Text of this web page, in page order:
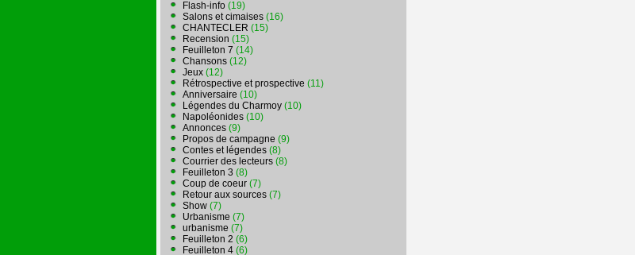
Flash-info (19)
Salons et cimaises (16)
CHANTECLER (15)
Recension (15)
Feuilleton 7 (14)
Chansons (12)
Jeux (12)
Rétrospective et prospective (11)
Anniversaire (10)
Légendes du Charmoy (10)
Napoléonides (10)
Annonces (9)
Propos de campagne (9)
Contes et légendes (8)
Courrier des lecteurs (8)
Feuilleton 3 (8)
Coup de coeur (7)
Retour aux sources (7)
Show (7)
Urbanisme (7)
urbanisme (7)
Feuilleton 2 (6)
Feuilleton 4 (6)